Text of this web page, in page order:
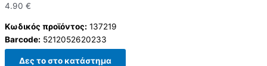
4.90 €
Κωδικός προϊόντος: 137219
Barcode: 5212052620233
Δες το στο κατάστημα